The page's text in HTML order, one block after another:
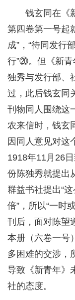
钱玄同在《
第四卷第一号起
成”，“待同发行
行”⑳。但《新青
独秀与发行部、
过，此后钱玄同
刊物同人围绕这
农来信时，钱玄
因同人意见对这
1918年11月26
份陈独秀就提出
群益书社提出“
倍”，所以“一时
刊后，面对陈望
本册（六卷一号
多困难的交涉，
导致《新青年》
社的态度。